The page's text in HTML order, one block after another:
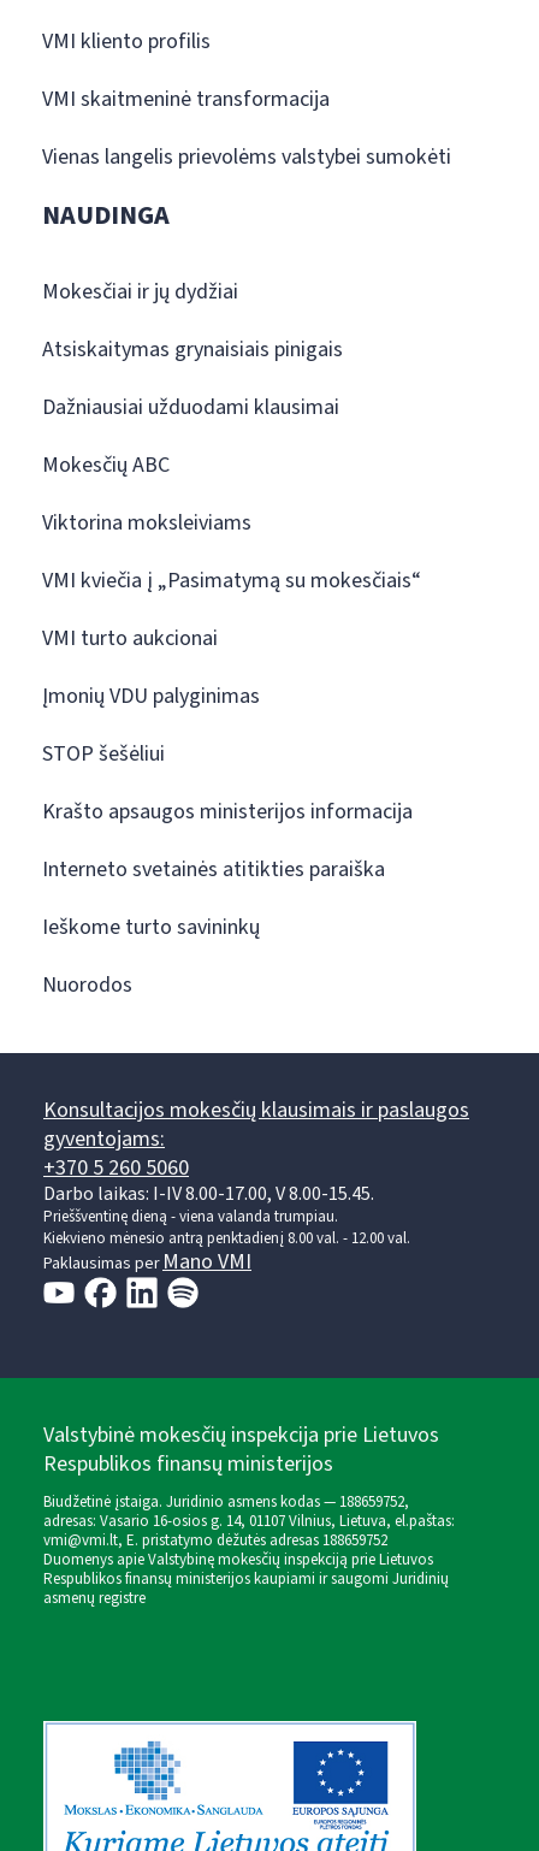
VMI kliento profilis
VMI skaitmeninė transformacija
Vienas langelis prievolėms valstybei sumokėti
NAUDINGA
Mokesčiai ir jų dydžiai
Atsiskaitymas grynaisiais pinigais
Dažniausiai užduodami klausimai
Mokesčių ABC
Viktorina moksleiviams
VMI kviečia į „Pasimatymą su mokesčiais“
VMI turto aukcionai
Įmonių VDU palyginimas
STOP šešėliui
Krašto apsaugos ministerijos informacija
Interneto svetainės atitikties paraiška
Ieškome turto savininkų
Nuorodos
Konsultacijos mokesčių klausimais ir paslaugos
gyventojams:
+370 5 260 5060
Darbo laikas: I-IV 8.00-17.00, V 8.00-15.45.
Prieššventinę dieną - viena valanda trumpiau.
Kiekvieno mėnesio antrą penktadienį 8.00 val. - 12.00 val.
Paklausimas perMano VMI
Valstybinė mokesčių inspekcija prie Lietuvos
Respublikos finansų ministerijos
Biudžetinė įstaiga. Juridinio asmens kodas — 188659752,
adresas: Vasario 16-osios g. 14, 01107 Vilnius, Lietuva, el.paštas:
vmi@vmi.lt, E. pristatymo dėžutės adresas 188659752
Duomenys apie Valstybinę mokesčių inspekciją prie Lietuvos
Respublikos finansų ministerijos kaupiami ir saugomi Juridinių
asmenų registre